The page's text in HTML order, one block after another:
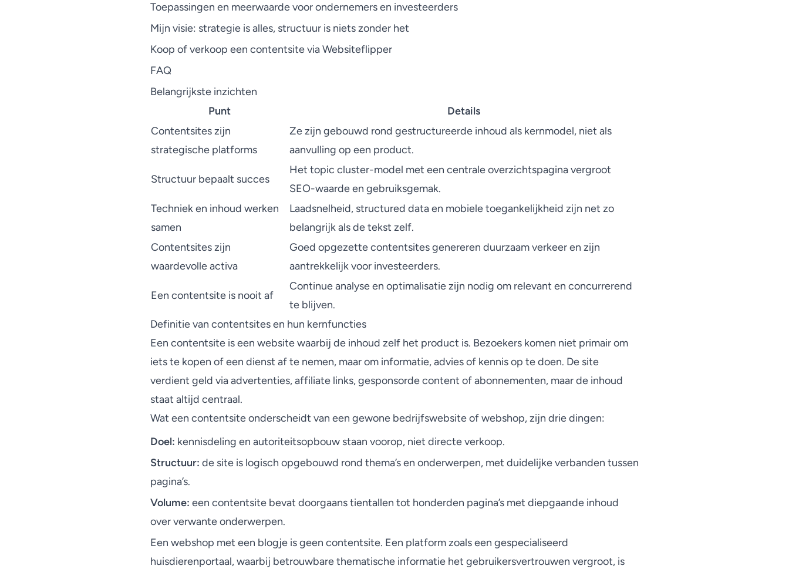
Toepassingen en meerwaarde voor ondernemers en investeerders
Mijn visie: strategie is alles, structuur is niets zonder het
Koop of verkoop een contentsite via Websiteflipper
FAQ
Belangrijkste inzichten
Punt
Details
Contentsites zijn
strategische platforms
Ze zijn gebouwd rond gestructureerde inhoud als kernmodel, niet als
aanvulling op een product.
Structuur bepaalt succes
Het topic cluster-model met een centrale overzichtspagina vergroot
SEO-waarde en gebruiksgemak.
Techniek en inhoud werken
samen
Laadsnelheid, structured data en mobiele toegankelijkheid zijn net zo
belangrijk als de tekst zelf.
Contentsites zijn
waardevolle activa
Goed opgezette contentsites genereren duurzaam verkeer en zijn
aantrekkelijk voor investeerders.
Een contentsite is nooit af
Continue analyse en optimalisatie zijn nodig om relevant en concurrerend
te blijven.
Definitie van contentsites en hun kernfuncties
Een contentsite is een website waarbij de inhoud zelf het product is. Bezoekers komen niet primair om
iets te kopen of een dienst af te nemen, maar om informatie, advies of kennis op te doen. De site
verdient geld via advertenties, affiliate links, gesponsorde content of abonnementen, maar de inhoud
staat altijd centraal.
Wat een contentsite onderscheidt van een gewone bedrijfswebsite of webshop, zijn drie dingen:
Doel: kennisdeling en autoriteitsopbouw staan voorop, niet directe verkoop.
Structuur: de site is logisch opgebouwd rond thema’s en onderwerpen, met duidelijke verbanden tussen
pagina’s.
Volume: een contentsite bevat doorgaans tientallen tot honderden pagina’s met diepgaande inhoud
over verwante onderwerpen.
Een webshop met een blogje is geen contentsite. Een platform zoals een gespecialiseerd
huisdierenportaal, waarbij betrouwbare thematische informatie het gebruikersvertrouwen vergroot, is